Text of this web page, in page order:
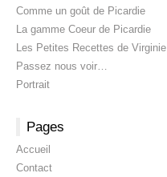
Comme un goût de Picardie
La gamme Coeur de Picardie
Les Petites Recettes de Virginie
Passez nous voir…
Portrait
Pages
Accueil
Contact